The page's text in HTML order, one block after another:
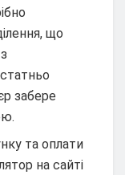
що
забере
та оплати
на сайті